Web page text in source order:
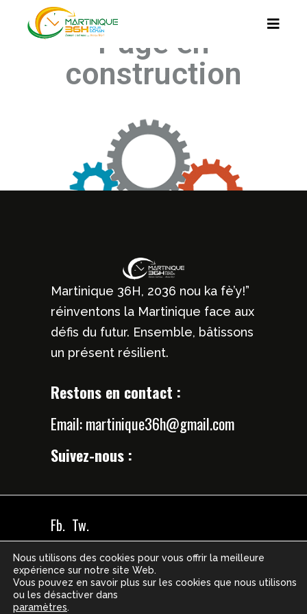
Page en
construction
Martinique 36H, 2036 nou ka fè’y!”
réinventons la Martinique face aux
défis du futur. Ensemble, bâtissons
un présent résilient.
Restons en contact :
Email:martinique36h@gmail.com
Suivez-nous :
Fb. Tw.
36h pour demain 2023 – Tous droits
réservés –Mentions légales
Gérer les cookies
Nous utilisons des cookies pour vous offrir la meilleure
expérience sur notre site Web.
Vous pouvez en savoir plus sur les cookies que nous utilisons
ou les désactiver dans
paramètres.